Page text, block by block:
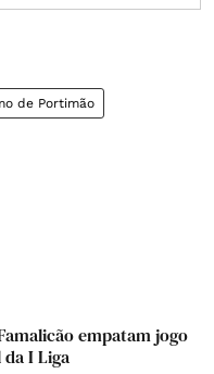
de Portimão
empatam jogo
I Liga